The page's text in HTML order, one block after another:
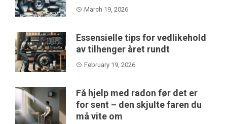
March 19, 2026
Essensielle tips for vedlikehold
av tilhenger året rundt
February 19, 2026
Få hjelp med radon før det er
for sent – den skjulte faren du
må vite om